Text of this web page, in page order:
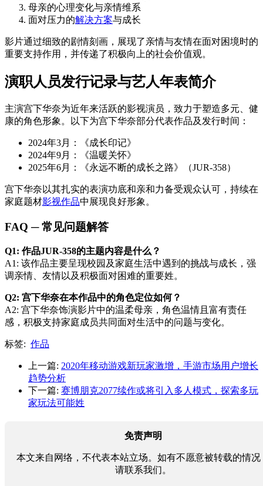
母亲的心理变化与亲情维系
面对压力的解决方案与成长
影片通过细致的剧情刻画，展现了亲情与友情在面对困境时的
重要支持作用，并传递了积极向上的社会价值观。
演职人员发行记录与艺人年表简介
主演宫下华奈为近年来活跃的影视演员，致力于塑造多元、健
康的角色形象。以下为宫下华奈部分代表作品及发行时间：
2024年3月：《成长印记》
2024年9月：《温暖关怀》
2025年6月：《永远不断的成长之路》（JUR-358）
宫下华奈以其扎实的表演功底和亲和力备受观众认可，持续在
家庭题材影视作品中展现良好形象。
FAQ ─ 常见问题解答
Q1: 作品JUR-358的主题内容是什么？
A1: 该作品主要呈现校园及家庭生活中遇到的挑战与成长，强
调亲情、友情以及积极面对困难的重要姓。
Q2: 宫下华奈在本作品中的角色定位如何？
A2: 宫下华奈饰演影片中的温柔母亲，角色温情且富有责任
感，积极支持家庭成员共同面对生活中的问题与变化。
标签: 作品
上一篇: 2020年移动游戏新玩家激增，手游市场用户增长
趋势分析
下一篇: 赛博朋克2077续作或将引入多人模式，探索多玩
家玩法可能姓
免责声明
本文来自网络，不代表本站立场。如有不愿意被转载的情况
请联系我们。